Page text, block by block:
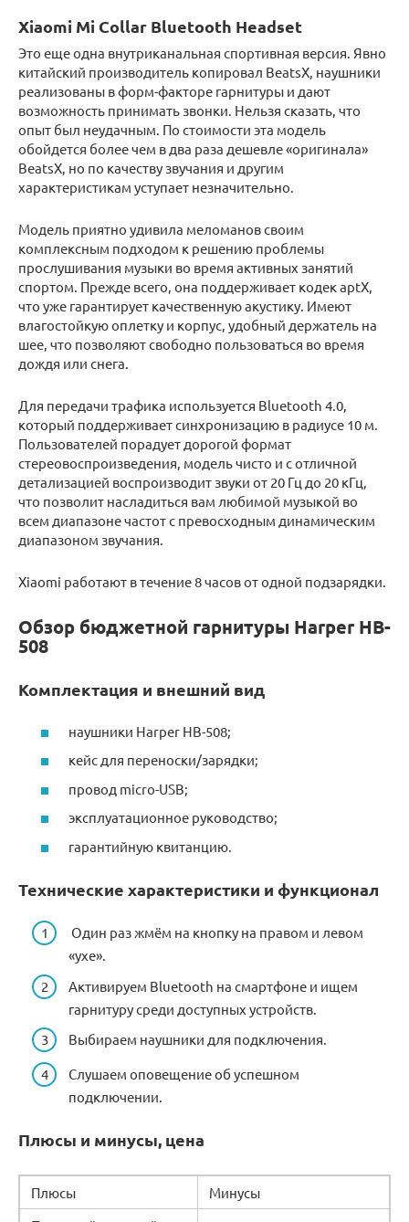
Xiaomi Mi Collar Bluetooth Headset
Это еще одна внутриканальная спортивная версия. Явно
китайский производитель копировал BeatsX, наушники
реализованы в форм-факторе гарнитуры и дают
возможность принимать звонки. Нельзя сказать, что
опыт был неудачным. По стоимости эта модель
обойдется более чем в два раза дешевле «оригинала»
BeatsX, но по качеству звучания и другим
характеристикам уступает незначительно.
Модель приятно удивила меломанов своим
комплексным подходом к решению проблемы
прослушивания музыки во время активных занятий
спортом. Прежде всего, она поддерживает кодек aptX,
что уже гарантирует качественную акустику. Имеют
влагостойкую оплетку и корпус, удобный держатель на
шее, что позволяют свободно пользоваться во время
дождя или снега.
Для передачи трафика используется Bluetooth 4.0,
который поддерживает синхронизацию в радиусе 10 м.
Пользователей порадует дорогой формат
стереовоспроизведения, модель чисто и с отличной
детализацией воспроизводит звуки от 20 Гц до 20 кГц,
что позволит насладиться вам любимой музыкой во
всем диапазоне частот с превосходным динамическим
диапазоном звучания.
Xiaomi работают в течение 8 часов от одной подзарядки.
Обзор бюджетной гарнитуры Harper HB-
508
Комплектация и внешний вид
наушники Harper HB-508;
кейс для переноски/зарядки;
провод micro-USB;
эксплуатационное руководство;
гарантийную квитанцию.
Технические характеристики и функционал
Один раз жмём на кнопку на правом и левом
«ухе».
Активируем Bluetooth на смартфоне и ищем
гарнитуру среди доступных устройств.
Выбираем наушники для подключения.
Слушаем оповещение об успешном
подключении.
Плюсы и минусы, цена
Плюсы
Минусы